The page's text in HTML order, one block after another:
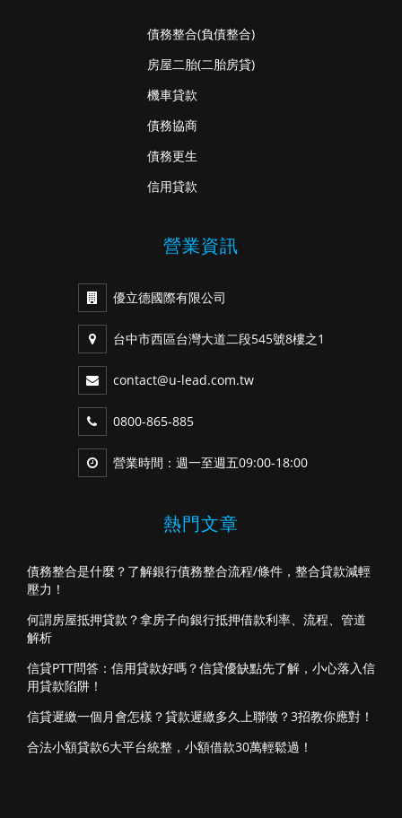
債務整合(負債整合)
房屋二胎(二胎房貸)
機車貸款
債務協商
債務更生
信用貸款
營業資訊
優立德國際有限公司
台中市西區台灣大道二段545號8樓之1
contact@u-lead.com.tw
0800-865-885
營業時間：週一至週五09:00-18:00
熱門文章
債務整合是什麼？了解銀行債務整合流程/條件，整合貸款減輕
壓力！
何謂房屋抵押貸款？拿房子向銀行抵押借款利率、流程、管道
解析
信貸PTT問答：信用貸款好嗎？信貸優缺點先了解，小心落入信
用貸款陷阱！
信貸遲繳一個月會怎樣？貸款遲繳多久上聯徵？3招教你應對！
合法小額貸款6大平台統整，小額借款30萬輕鬆過！